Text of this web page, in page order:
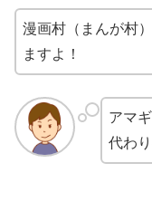
漫画村（まんが村
ますよ！
アマ
代わ